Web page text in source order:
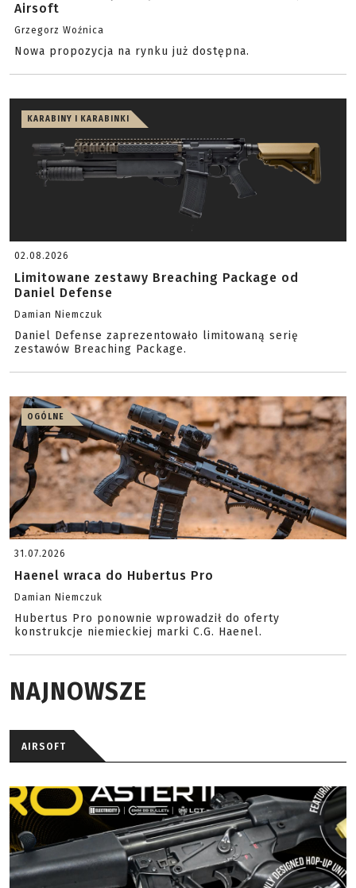
Airsoft
Grzegorz Woźnica
Nowa propozycja na rynku już dostępna.
KARABINY I KARABINKI
02.08.2026
Limitowane zestawy Breaching Package od
Daniel Defense
Damian Niemczuk
Daniel Defense zaprezentowało limitowaną serię
zestawów Breaching Package.
OGÓLNE
31.07.2026
Haenel wraca do Hubertus Pro
Damian Niemczuk
Hubertus Pro ponownie wprowadził do oferty
konstrukcje niemieckiej marki C.G. Haenel.
NAJNOWSZE
AIRSOFT